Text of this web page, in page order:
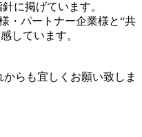
に掲げています。
・パートナー企業様と“共
しています。
らも宜しくお願い致しま